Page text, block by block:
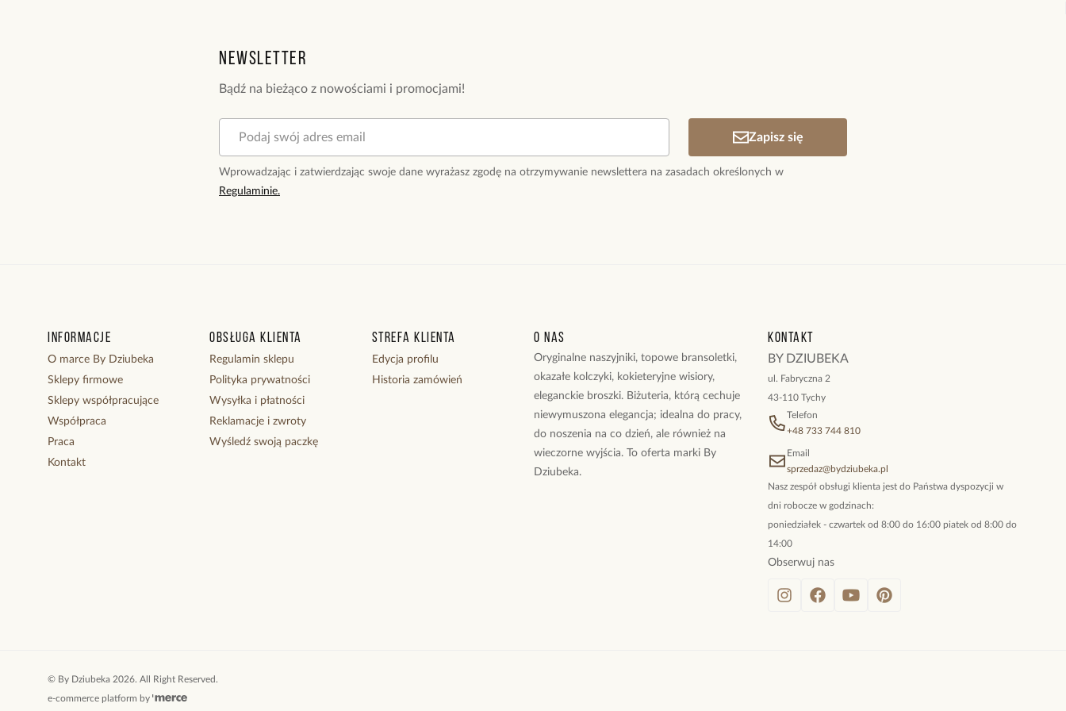
Zobacz inne produkty z kolekcji Get Lucky
Newsletter
Bądź na bieżąco z nowościami i promocjami!
Zapisz się
Wprowadzając i zatwierdzając swoje dane wyrażasz zgodę na otrzymywanie newslettera na zasadach określonych w
Regulaminie.
Informacje
O marce By Dziubeka
Sklepy firmowe
Sklepy współpracujące
Współpraca
Praca
Kontakt
Obsługa klienta
Regulamin sklepu
Polityka prywatności
Wysyłka i płatności
Reklamacje i zwroty
Wyśledź swoją paczkę
Strefa klienta
Edycja profilu
Historia zamówień
O nas
Oryginalne naszyjniki, topowe bransoletki,
okazałe kolczyki, kokieteryjne wisiory,
eleganckie broszki. Biżuteria, którą cechuje
niewymuszona elegancja; idealna do pracy,
do noszenia na co dzień, ale również na
wieczorne wyjścia. To oferta marki By
Dziubeka.
Kontakt
BY DZIUBEKA
ul. Fabryczna 2
43-110 Tychy
Telefon
+48 733 744 810
Email
sprzedaz@bydziubeka.pl
Nasz zespół obsługi klienta jest do Państwa dyspozycji w
dni robocze w godzinach:
poniedziałek - czwartek od 8:00 do 16:00 piatek od 8:00 do
14:00
Obserwuj nas
© By Dziubeka 2026. All Right Reserved.
e-commerce platform by